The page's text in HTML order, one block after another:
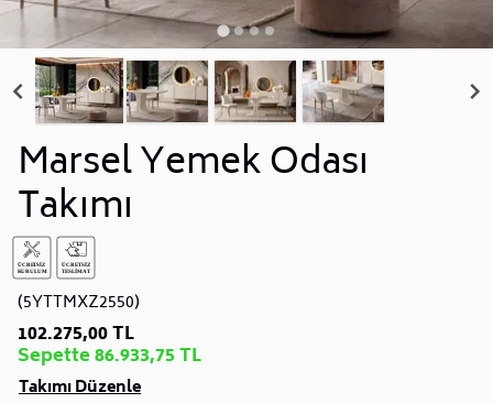
Marsel Yemek Odası
Takımı
(5YTTMXZ2550)
102.275,00 TL
Sepette 86.933,75 TL
Takımı Düzenle